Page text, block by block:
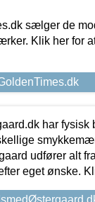
sælger de
Klik her for
har fysisk
udfører alt
eget ønske.